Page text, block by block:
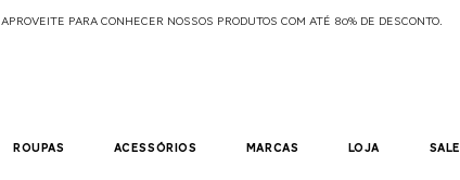
APROVEITE PARA CONHECER NOSSOS PRODUTOS COM ATÉ 80% DE DESCONTO.
roupas acessórios marcas loja sale